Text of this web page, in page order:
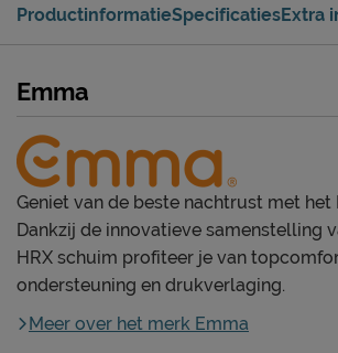
ProductinformatieSpecificatiesExtra
Emma
Geniet van de beste nachtrust met het
Dankzij de innovatieve samenstelling
HRX schuim profiteer je van
ondersteuning en drukverlaging.
Meer over het merk Emma